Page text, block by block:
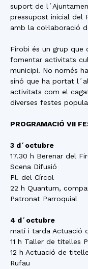
suport de
pressupost inicial del
amb la col·laboració
Firobi és un grup que
fomentar activitats
municipi. No només
sinó que ha portat
activitats com el
diverses festes
PROGRAMACIÓ VII
3 d´octubre
17.30 h Berenar del
Scena Difusió
Pl. del Círcol
22 h Quantum,
Patronat Parroquial
4 d´octubre
matí i tarda Actuació
11 h Taller de titelles
12 h Actuació de
Rufau